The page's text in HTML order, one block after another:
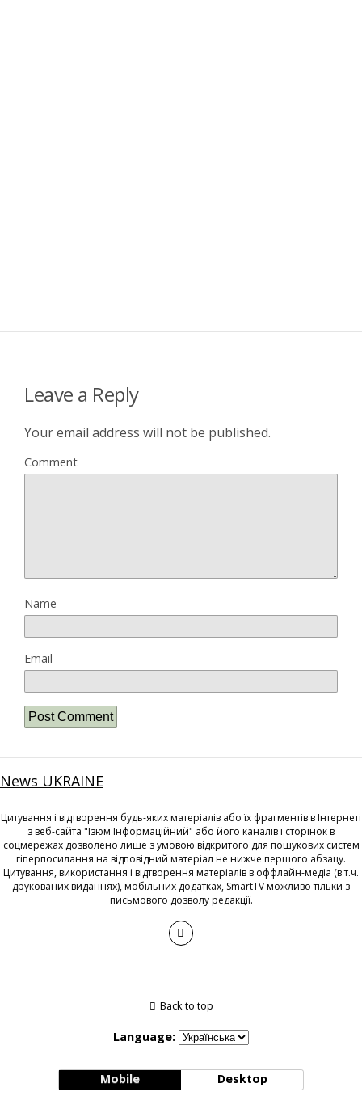
Leave a Reply
Your email address will not be published.
Comment
Name
Email
News UKRAINE
Цитування і відтворення будь-яких матеріалів або їх фрагментів в Інтернеті
з веб-сайта "Ізюм Інформаційний" або його каналів і сторінок в
соцмережах дозволено лише з умовою відкритого для пошукових систем
гіперпосилання на відповідний матеріал не нижче першого абзацу.
Цитування, використання і відтворення матеріалів в оффлайн-медіа (в т.ч.
друкованих виданнях), мобільних додатках, SmartTV можливо тільки з
письмового дозволу редакції.
Back to top
Language:
Mobile Desktop